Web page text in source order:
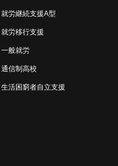
就労継続支援A型
就労移行支援
一般就労
通信制高校
生活困窮者自立支援